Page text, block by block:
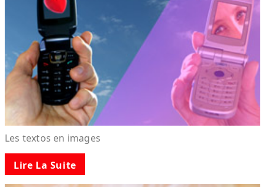
Les textos en images
Lire La Suite